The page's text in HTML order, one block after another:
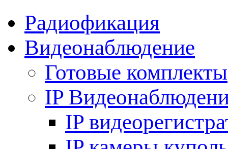
Радиофикация
Видеонаблюдение
Готовые комплекты
IP
IP